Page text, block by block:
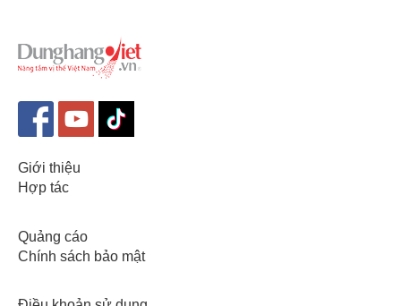
Giới thiệu
Hợp tác
Quảng cáo
Chính sách bảo mật